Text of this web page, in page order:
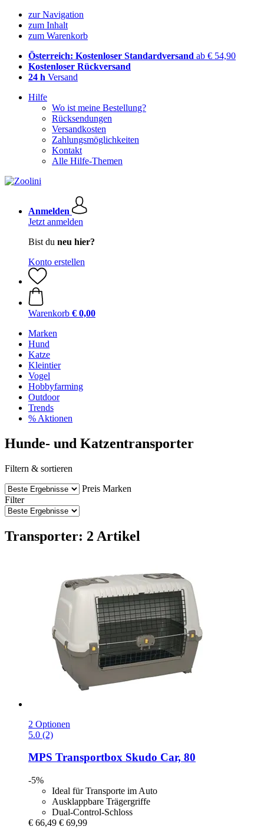
zur Navigation
zum Inhalt
zum Warenkorb
Österreich: Kostenloser Standardversand ab € 54,90
Kostenloser Rückversand
24 h Versand
Hilfe
Wo ist meine Bestellung?
Rücksendungen
Versandkosten
Zahlungsmöglichkeiten
Kontakt
Alle Hilfe-Themen
Anmelden
Jetzt anmelden
Bist du neu hier?
Konto erstellen
Warenkorb € 0,00
Marken
Hund
Katze
Kleintier
Vogel
Hobbyfarming
Outdoor
Trends
% Aktionen
Hunde- und Katzentransporter
Filtern & sortieren
Preis Marken
Filter
Transporter: 2 Artikel
2 Optionen
5.0 (2)
MPS Transportbox Skudo Car, 80
-5%
Ideal für Transporte im Auto
Ausklappbare Trägergriffe
Dual-Control-Schloss
€ 66,49 € 69,99